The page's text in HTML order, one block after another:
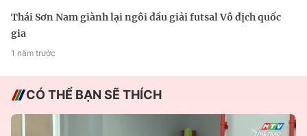
Thái Sơn Nam giành lại ngôi đầu giải futsal Vô địch quốc
gia
1 năm trước
CÓ THỂ BẠN SẼ THÍCH